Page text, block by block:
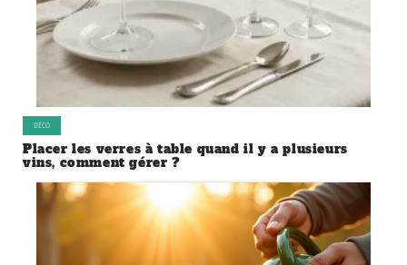
DÉCO
Placer les verres à table quand il y a plusieurs
vins, comment gérer ?